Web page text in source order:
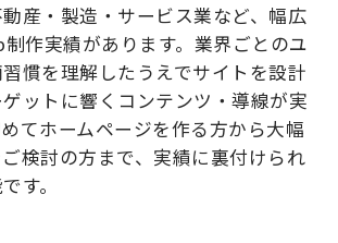
産・製造・サービス業など、幅広
作実績があります。業界ごとのユ
慣を理解したうえでサイトを設計
ットに響くコンテンツ・導線が実
てホームページを作る方から大幅
検討の方まで、実績に裏付けられ
す。